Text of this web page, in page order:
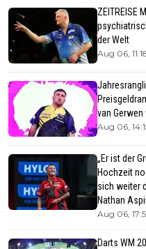
ZEITREISE
der Welt
Aug 06,
van Gerwen
Aug 06,
„Er ist der
Hochzeit
sich weiter
Nathan
Aug 06,
Darts WM